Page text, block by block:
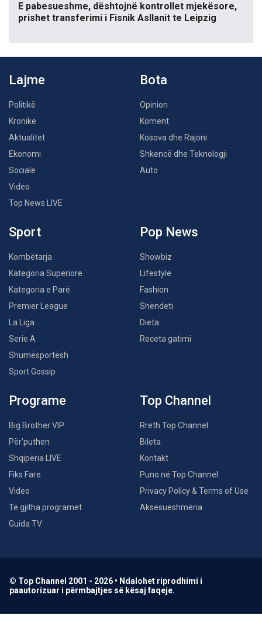
E pabesueshme, dështojnë kontrollet mjekësore,
prishet transferimi i Fisnik Asllanit te Leipzig
Lajme
Politikë
Kronikë
Aktualitet
Ekonomi
Sociale
Video
Top News LIVE
Bota
Opinion
Koment
Kosova dhe Rajoni
Shkencë dhe Teknologji
Auto
Sport
Kombëtarja
Kategoria Superiore
Kategoria e Parë
Premier League
La Liga
Serie A
Shumësportësh
Sport Gossip
Pop News
Showbiz
Lifestyle
Fashion
Shëndeti
Dieta
Receta gatimi
Programe
Big Brother VIP
Për’puthen
Shqipëria LIVE
Fiks Fare
Video
Të gjitha programet
Guida TV
Top Channel
Rreth Top Channel
Bileta
Kontakt
Puno në Top Channel
Privacy Policy & Terms of Use
Aksesueshmëria
© Top Channel 2001 - 2026 • Ndalohet riprodhimi i
paautorizuar i përmbajtjes së kësaj faqeje.